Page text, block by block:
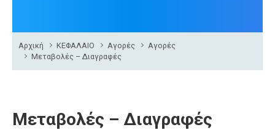
Αρχική ΚΕΦΑΛΑΙΟ Αγορές
Αγορές
Μεταβολές – Διαγραφές
Μεταβολές – Διαγραφές